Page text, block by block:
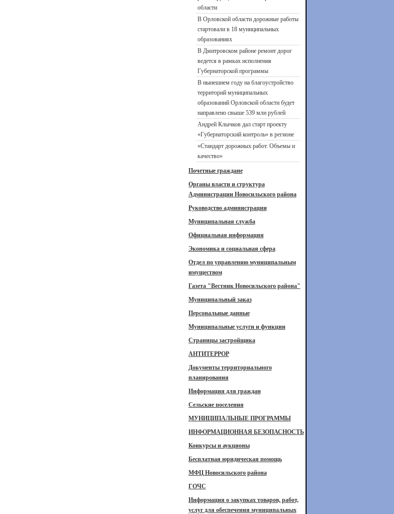
области
В Орловской области дорожные работы
стартовали в 18 муниципальных
образованиях
В Дмитровском районе ремонт дорог
ведется в рамках исполнения
Губернаторской программы
В нынешнем году на благоустройство
территорий муниципальных
образований Орловской области будет
направлено свыше 539 млн рублей
Андрей Клычков дал старт проекту
«Губернаторский контроль» в регионе
«Стандарт дорожных работ. Объемы и
качество»
Почетные граждане
Органы власти и структура
Администрации Новосильского района
Руководство администрации
Муниципальная служба
Официальная информация
Экономика и социальная сфера
Отдел по управлению муниципальным
имуществом
Газета "Вестник Новосильского района"
Муниципальный заказ
Персональные данные
Муниципальные услуги и функции
Страницы застройщика
АНТИТЕРРОР
Документы территориального
планирования
Информация для граждан
Сельские поселения
МУНИЦИПАЛЬНЫЕ ПРОГРАММЫ
ИНФОРМАЦИОННАЯ БЕЗОПАСНОСТЬ
Конкурсы и аукционы
Бесплатная юридическая помощь
МФЦ Новосильского района
ГОЧС
Информация о закупках товаров, работ,
услуг для обеспечения муниципальных